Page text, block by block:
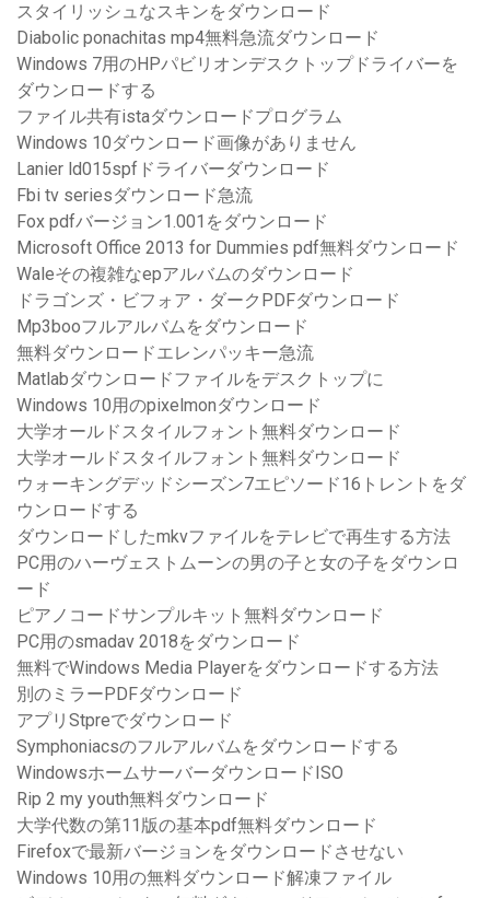
スタイリッシュなスキンをダウンロード
Diabolic ponachitas mp4無料急流ダウンロード
Windows 7用のHPパビリオンデスクトップドライバーを
ダウンロードする
ファイル共有istaダウンロードプログラム
Windows 10ダウンロード画像がありません
Lanier ld015spfドライバーダウンロード
Fbi tv seriesダウンロード急流
Fox pdfバージョン1.001をダウンロード
Microsoft Office 2013 for Dummies pdf無料ダウンロード
Waleその複雑なepアルバムのダウンロード
ドラゴンズ・ビフォア・ダークPDFダウンロード
Mp3booフルアルバムをダウンロード
無料ダウンロードエレンパッキー急流
Matlabダウンロードファイルをデスクトップに
Windows 10用のpixelmonダウンロード
大学オールドスタイルフォント無料ダウンロード
大学オールドスタイルフォント無料ダウンロード
ウォーキングデッドシーズン7エピソード16トレントをダ
ウンロードする
ダウンロードしたmkvファイルをテレビで再生する方法
PC用のハーヴェストムーンの男の子と女の子をダウンロ
ード
ピアノコードサンプルキット無料ダウンロード
PC用のsmadav 2018をダウンロード
無料でWindows Media Playerをダウンロードする方法
別のミラーPDFダウンロード
アプリStpreでダウンロード
Symphoniacsのフルアルバムをダウンロードする
WindowsホームサーバーダウンロードISO
Rip 2 my youth無料ダウンロード
大学代数の第11版の基本pdf無料ダウンロード
Firefoxで最新バージョンをダウンロードさせない
Windows 10用の無料ダウンロード解凍ファイル